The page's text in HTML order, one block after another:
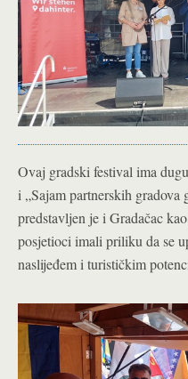
Ovaj gradski festival ima
i „Sajam partnerskih gradova
predstavljen je i Gradačac
posjetioci imali priliku da se
naslijeđem i turističkim